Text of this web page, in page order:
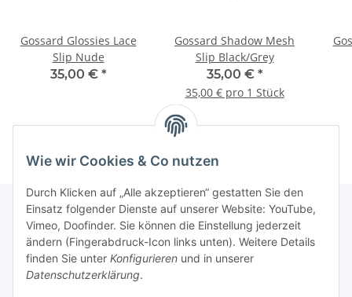
Wie wir Cookies & Co nutzen
Durch Klicken auf „Alle akzeptieren“ gestatten Sie den
Einsatz folgender Dienste auf unserer Website: YouTube,
Vimeo, Doofinder. Sie können die Einstellung jederzeit
ändern (Fingerabdruck-Icon links unten). Weitere Details
finden Sie unter Konfigurieren und in unserer
Datenschutzerklärung.
Gossard Glossies Lace
Slip Nude
35,00 € *
Gossard Shadow Mesh
Slip Black/Grey
35,00 € *
35,00 € pro 1 Stück
Informationen
Gesetzliche Informationen